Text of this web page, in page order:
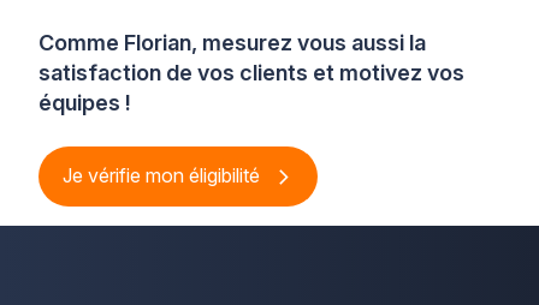
Comme Florian, mesurez vous aussi la
satisfaction de vos clients et motivez vos
équipes !
Je vérifie mon éligibilité